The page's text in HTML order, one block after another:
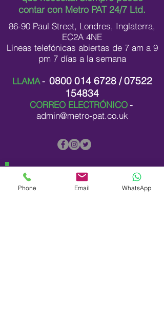
contar con Metro PAT 24/7 Ltd.
86-90 Paul Street, Londres, Inglaterra,
EC2A 4NE
Líneas telefónicas abiertas de 7 am a 9
pm 7 días a la semana
LLAMA - 0800 014 6728/07522
154834
CORREO ELECTRÓNICO -
admin@metro-pat.co.uk
Phone Email WhatsApp